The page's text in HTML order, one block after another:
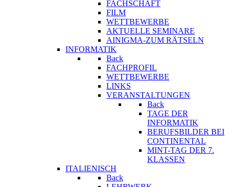
FACHSCHAFT
FILM
WETTBEWERBE
AKTUELLE SEMINARE
AINIGMA-ZUM RÄTSELN
INFORMATIK
Back
FACHPROFIL
WETTBEWERBE
LINKS
VERANSTALTUNGEN
Back
TAGE DER
INFORMATIK
BERUFSBILDER BEI
CONTINENTAL
MINT-TAG DER 7.
KLASSEN
ITALIENISCH
Back